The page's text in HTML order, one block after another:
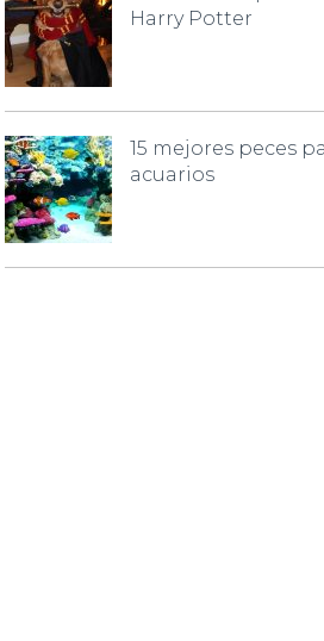
Harry Potter
15 mejores peces
acuarios